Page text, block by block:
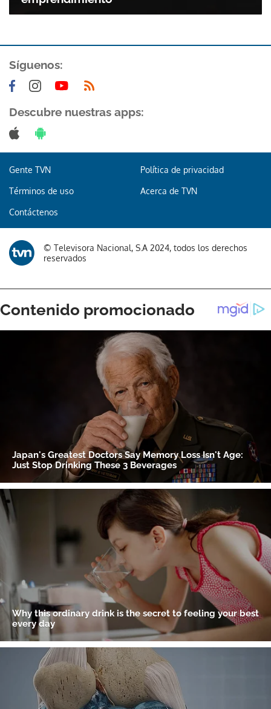
Síguenos:
Descubre nuestras apps:
Gente TVN Política de privacidad
Términos de uso Acerca de TVN
Contáctenos
© Televisora Nacional, S.A 2024, todos los derechos
reservados